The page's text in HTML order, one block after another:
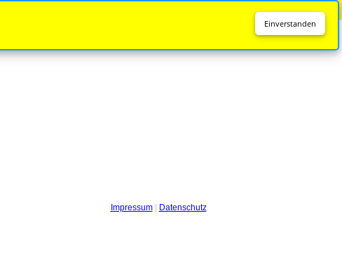
Impressum| Datenschutz
Einverstanden